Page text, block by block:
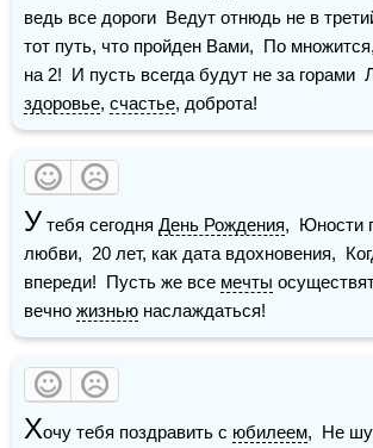
ведь все дороги  Ведут отнюдь не в
тот путь, что пройден Вами,  По
здоровье, счастье, доброта!
У тебя сегодня День Рождения,  Юности
любви,  20 лет, как дата вдохновения,
впереди!  Пусть же все мечты
вечно жизнью наслаждаться!
Хочу тебя поздравить с юбилеем,  Не